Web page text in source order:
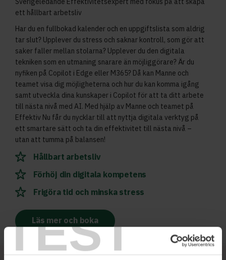
TEST
ett hållbart arbetsliv
Har du en fullbokad kalender och en uppgiftslista som aldrig
tar slut? Upplever du stress och saknar kontroll, som gör att
saker faller mellan stolarna? Upplever du den digitala
tekniken som en utmaning snarare än möjliggörare? Är du
nyfiken på Copilot i Edge eller M365? Då kan Manne och
teamet visa dig möjligheterna och hur du kan komma igång
samt utveckla dina kunskaper i Copilot för att ta ditt arbete
till nästa nivå med AI. Med hjälp av Manne och teamet på
Effektiv Nu får du nycklar till att nyttja digitala verktyg på
ett smartare sätt och ta din effektivitet till nästa nivå –
utan att tumma på balansen!
Hållbart arbetsliv
Förhöj din digitala kompetens
Frigöra tid och minska stress
Läs mer och boka